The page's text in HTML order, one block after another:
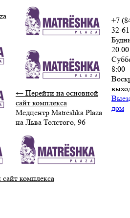
← Перейти на основной
сайт комплекса
Медцентр Matrёshka Plaza
на Льва Толстого, 96
+7
32-61
20:00
8:00
дом
комплекса